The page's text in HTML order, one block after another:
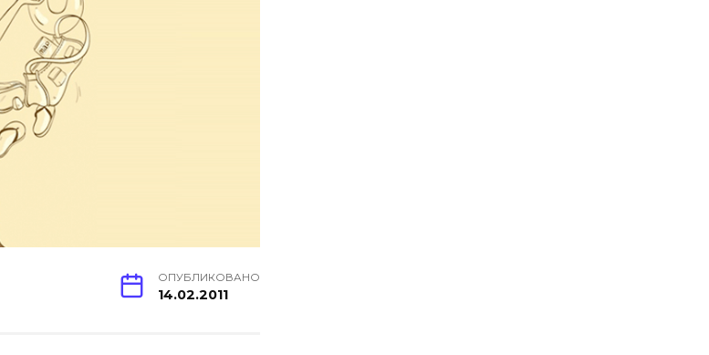
ОПУБЛИКОВАНО
14.02.2011